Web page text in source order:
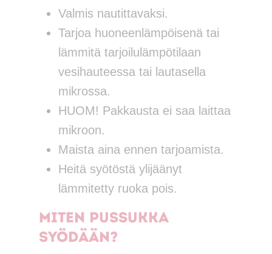
Valmis nautittavaksi.
Tarjoa huoneenlämpöisenä tai
lämmitä tarjoilulämpötilaan
vesihauteessa tai lautasella
mikrossa.
HUOM! Pakkausta ei saa laittaa
mikroon.
Maista aina ennen tarjoamista.
Heitä syötöstä ylijäänyt
lämmitetty ruoka pois.
Miten pussukka
syödään?